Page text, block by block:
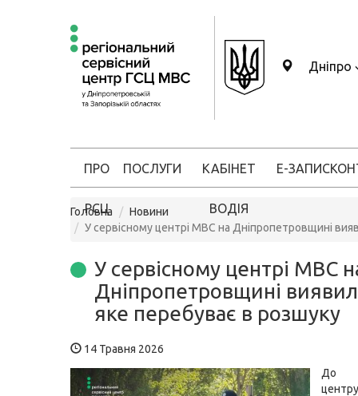
Дніпро
ПРО
РСЦ
ПОСЛУГИ КАБІНЕТ
ВОДІЯ
Е-ЗАПИС
Головна
Новини
У сервісному центрі МВС на Дніпропетровщині
У сервісному центрі МВС
Дніпропетровщині
яке перебуває в розшуку
14 Травня 2026
До